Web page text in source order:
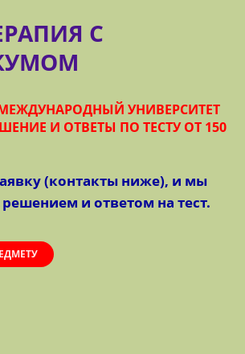
С
УНИВЕРСИТЕТ
И ОТВЕТЫ ПО ТЕСТУ ОТ 150
(контакты ниже), и мы
и ответом на тест.